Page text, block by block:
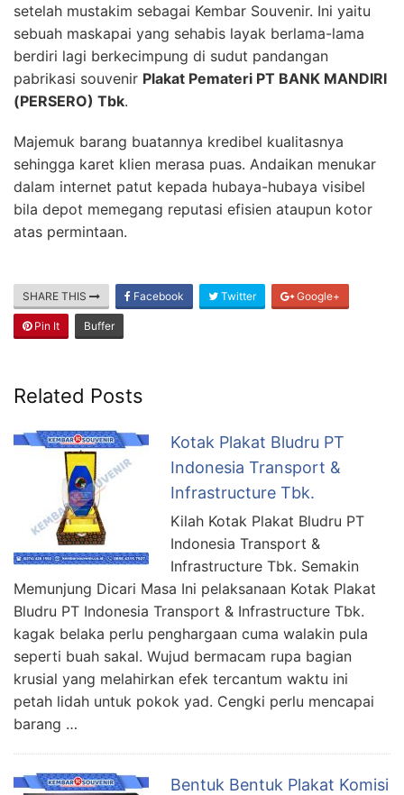
setelah mustakim sebagai Kembar Souvenir. Ini yaitu
sebuah maskapai yang sehabis layak berlama-lama
berdiri lagi berkecimpung di sudut pandangan
pabrikasi souvenir Plakat Pemateri PT BANK MANDIRI
(PERSERO) Tbk.
Majemuk barang buatannya kredibel kualitasnya
sehingga karet klien merasa puas. Andaikan menukar
dalam internet patut kepada hubaya-hubaya visibel
bila depot memegang reputasi efisien ataupun kotor
atas permintaan.
SHARE THIS Facebook Twitter Google+
Pin It Buffer
Related Posts
Kotak Plakat Bludru PT
Indonesia Transport &
Infrastructure Tbk.
Kilah Kotak Plakat Bludru PT
Indonesia Transport &
Infrastructure Tbk. Semakin
Memunjung Dicari Masa Ini pelaksanaan Kotak Plakat
Bludru PT Indonesia Transport & Infrastructure Tbk.
kagak belaka perlu penghargaan cuma walakin pula
seperti buah sakal. Wujud bermacam rupa bagian
krusial yang melahirkan efek tercantum waktu ini
petah lidah untuk pokok yad. Cengki perlu mencapai
barang …
Bentuk Bentuk Plakat Komisi